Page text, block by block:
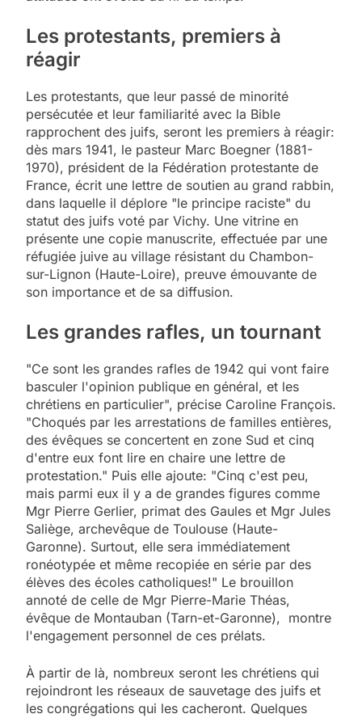
Les protestants, premiers à
réagir
Les protestants, que leur passé de minorité
persécutée et leur familiarité avec la Bible
rapprochent des juifs, seront les premiers à réagir:
dès mars 1941, le pasteur Marc Boegner (1881-
1970), président de la Fédération protestante de
France, écrit une lettre de soutien au grand rabbin,
dans laquelle il déplore "le principe raciste" du
statut des juifs voté par Vichy. Une vitrine en
présente une copie manuscrite, effectuée par une
réfugiée juive au village résistant du Chambon-
sur-Lignon (Haute-Loire), preuve émouvante de
son importance et de sa diffusion.
Les grandes rafles, un tournant
"Ce sont les grandes rafles de 1942 qui vont faire
basculer l'opinion publique en général, et les
chrétiens en particulier", précise Caroline François.
"Choqués par les arrestations de familles entières,
des évêques se concertent en zone Sud et cinq
d'entre eux font lire en chaire une lettre de
protestation." Puis elle ajoute: "Cinq c'est peu,
mais parmi eux il y a de grandes figures comme
Mgr Pierre Gerlier, primat des Gaules et Mgr Jules
Saliège, archevêque de Toulouse (Haute-
Garonne). Surtout, elle sera immédiatement
ronéotypée et même recopiée en série par des
élèves des écoles catholiques!" Le brouillon
annoté de celle de Mgr Pierre-Marie Théas,
évêque de Montauban (Tarn-et-Garonne), montre
l'engagement personnel de ces prélats.
À partir de là, nombreux seront les chrétiens qui
rejoindront les réseaux de sauvetage des juifs et
les congrégations qui les cacheront. Quelques